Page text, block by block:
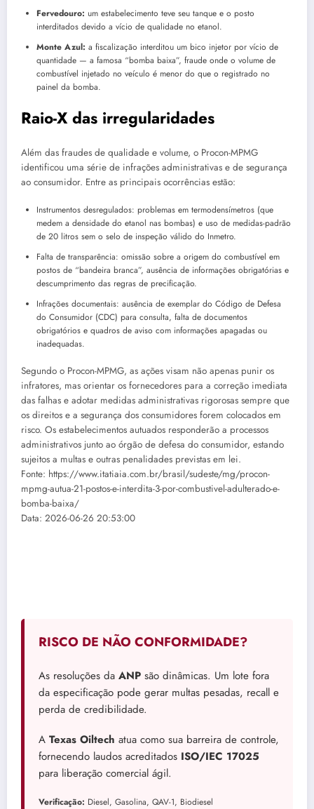
Fervedouro: um estabelecimento teve seu tanque e o posto
interditados devido a vício de qualidade no etanol.
Monte Azul: a fiscalização interditou um bico injetor por vício de
quantidade — a famosa “bomba baixa”, fraude onde o volume de
combustível injetado no veículo é menor do que o registrado no
painel da bomba.
Raio-X das irregularidades
Além das fraudes de qualidade e volume, o Procon-MPMG
identificou uma série de infrações administrativas e de segurança
ao consumidor. Entre as principais ocorrências estão:
Instrumentos desregulados: problemas em termodensímetros (que
medem a densidade do etanol nas bombas) e uso de medidas-padrão
de 20 litros sem o selo de inspeção válido do Inmetro.
Falta de transparência: omissão sobre a origem do combustível em
postos de “bandeira branca”, ausência de informações obrigatórias e
descumprimento das regras de precificação.
Infrações documentais: ausência de exemplar do Código de Defesa
do Consumidor (CDC) para consulta, falta de documentos
obrigatórios e quadros de aviso com informações apagadas ou
inadequadas.
Segundo o Procon-MPMG, as ações visam não apenas punir os
infratores, mas orientar os fornecedores para a correção imediata
das falhas e adotar medidas administrativas rigorosas sempre que
os direitos e a segurança dos consumidores forem colocados em
risco. Os estabelecimentos autuados responderão a processos
administrativos junto ao órgão de defesa do consumidor, estando
sujeitos a multas e outras penalidades previstas em lei.
Fonte: https://www.itatiaia.com.br/brasil/sudeste/mg/procon-
mpmg-autua-21-postos-e-interdita-3-por-combustivel-adulterado-e-
bomba-baixa/
Data: 2026-06-26 20:53:00
RISCO DE NÃO CONFORMIDADE?
As resoluções da ANP são dinâmicas. Um lote fora
da especificação pode gerar multas pesadas, recall e
perda de credibilidade.
A Texas Oiltech atua como sua barreira de controle,
fornecendo laudos acreditados ISO/IEC 17025
para liberação comercial ágil.
Verificação: Diesel, Gasolina, QAV-1, Biodiesel